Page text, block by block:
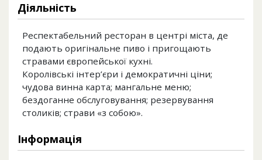
Діяльність
Респектабельний ресторан в центрі міста, де
подають оригінальне пиво і пригощають
стравами європейської кухні.
Королівські інтер’єри і демократичні ціни;
чудова винна карта; мангальне меню;
бездоганне обслуговування; резервування
столиків; страви «з собою».
Інформація